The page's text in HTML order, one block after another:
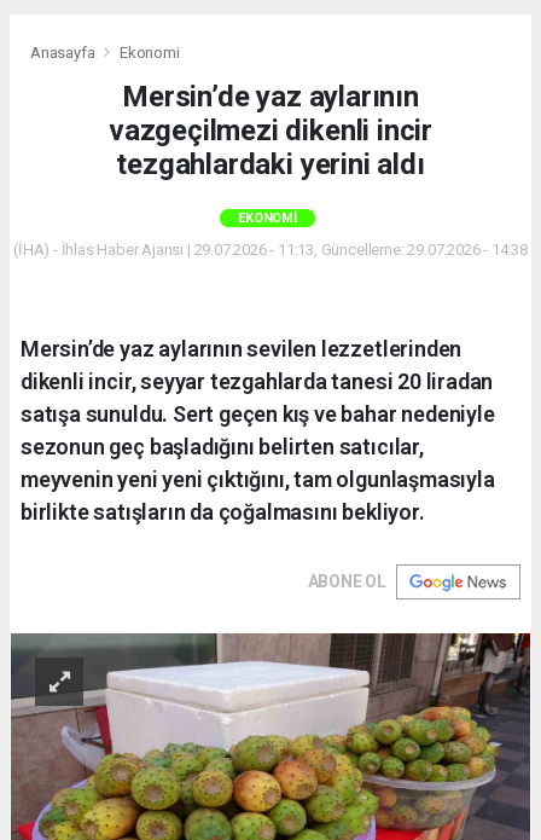
Anasayfa Ekonomi
Mersin’de yaz aylarının
vazgeçilmezi dikenli incir
tezgahlardaki yerini aldı
EKONOMI
(İHA) - İhlas Haber Ajansı | 29.07.2026 - 11:13, Güncelleme: 29.07.2026 - 14:38
Mersin’de yaz aylarının sevilen lezzetlerinden
dikenli incir, seyyar tezgahlarda tanesi 20 liradan
satışa sunuldu. Sert geçen kış ve bahar nedeniyle
sezonun geç başladığını belirten satıcılar,
meyvenin yeni yeni çıktığını, tam olgunlaşmasıyla
birlikte satışların da çoğalmasını bekliyor.
ABONE OL